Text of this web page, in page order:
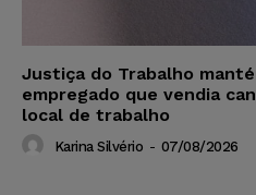
Justiça do Trabalho
empregado que vendia
local de trabalho
Karina Silvério - 07/08/2026